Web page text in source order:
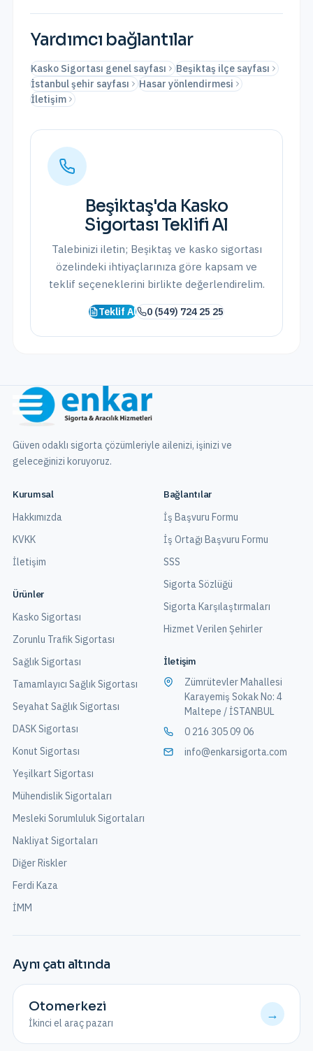
Yardımcı bağlantılar
Kasko Sigortası genel sayfası
Beşiktaş ilçe sayfası
İstanbul şehir sayfası
Hasar yönlendirmesi
İletişim
Beşiktaş'da Kasko
Sigortası Teklifi Al
Talebinizi iletin; Beşiktaş ve kasko sigortası
özelindeki ihtiyaçlarınıza göre kapsam ve
teklif seçeneklerini birlikte değerlendirelim.
Teklif Al 0 (549) 724 25 25
Güven odaklı sigorta çözümleriyle ailenizi, işinizi ve
geleceğinizi koruyoruz.
Kurumsal
Hakkımızda
KVKK
İletişim
Ürünler
Kasko Sigortası
Zorunlu Trafik Sigortası
Sağlık Sigortası
Tamamlayıcı Sağlık Sigortası
Seyahat Sağlık Sigortası
DASK Sigortası
Konut Sigortası
Yeşilkart Sigortası
Mühendislik Sigortaları
Mesleki Sorumluluk Sigortaları
Nakliyat Sigortaları
Diğer Riskler
Ferdi Kaza
İMM
Bağlantılar
İş Başvuru Formu
İş Ortağı Başvuru Formu
SSS
Sigorta Sözlüğü
Sigorta Karşılaştırmaları
Hizmet Verilen Şehirler
İletişim
Zümrütevler Mahallesi
Karayemiş Sokak No: 4
Maltepe / İSTANBUL
0 216 305 09 06
info@enkarsigorta.com
Aynı çatı altında
Otomerkezi
İkinci el araç pazarı
→